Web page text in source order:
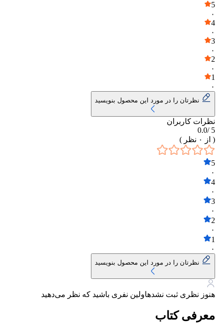
5
۰
4
۰
3
۰
2
۰
1
۰
نظرتان را در مورد این محصول بنویسید
نظرات کاربران
5 /
0.0
( از
۰ نظر )
5
۰
4
۰
3
۰
2
۰
1
۰
نظرتان را در مورد این محصول بنویسید
هنوز نظری ثبت نشدهاولین نفری باشید که نظر می‌دهید
معرفی کتاب